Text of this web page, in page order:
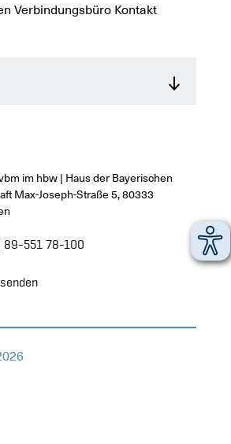
Verbindungsbüro Kontakt
im hbw | Haus der Bayerischen
Max-Joseph-Straße 5, 80333
89-551 78-100